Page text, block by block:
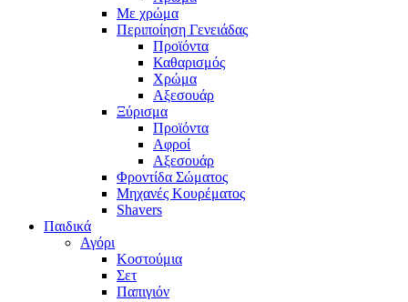
Με χρώμα
Περιποίηση Γενειάδας
Προϊόντα
Καθαρισμός
Χρώμα
Αξεσουάρ
Ξύρισμα
Προϊόντα
Αφροί
Αξεσουάρ
Φροντίδα Σώματος
Μηχανές Κουρέματος
Shavers
Παιδικά
Αγόρι
Κοστούμια
Σετ
Παπιγιόν